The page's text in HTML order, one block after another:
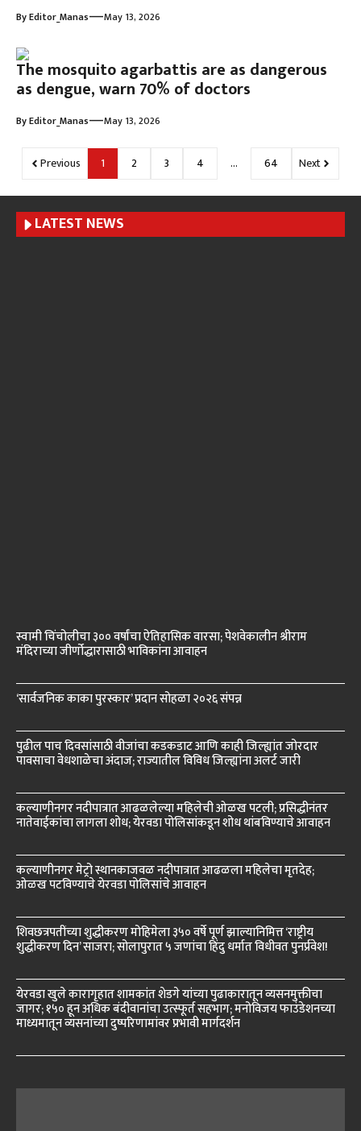
ByEditor_Manas—May 13, 2026
The mosquito agarbattis are as dangerous
as dengue, warn 70% of doctors
ByEditor_Manas—May 13, 2026
Previous 1 2 3 4 … 64 Next
LATEST NEWS
स्वामी चिंचोलीचा ३०० वर्षांचा ऐतिहासिक वारसा; पेशवेकालीन श्रीराम
मंदिराच्या जीर्णोद्धारासाठी भाविकांना आवाहन
‘सार्वजनिक काका पुरस्कार’ प्रदान सोहळा २०२६ संपन्न
पुढील पाच दिवसांसाठी वीजांचा कडकडाट आणि काही जिल्ह्यांत जोरदार
पावसाचा वेधशाळेचा अंदाज; राज्यातील विविध जिल्ह्यांना अलर्ट जारी
कल्याणीनगर नदीपात्रात आढळलेल्या महिलेची ओळख पटली; प्रसिद्धीनंतर
नातेवाईकांचा लागला शोध; येरवडा पोलिसांकडून शोध थांबविण्याचे आवाहन
कल्याणीनगर मेट्रो स्थानकाजवळ नदीपात्रात आढळला महिलेचा मृतदेह;
ओळख पटविण्याचे येरवडा पोलिसांचे आवाहन
शिवछत्रपतींच्या शुद्धीकरण मोहिमेला ३५० वर्षे पूर्ण झाल्यानिमित्त ‘राष्ट्रीय
शुद्धीकरण दिन’ साजरा; सोलापुरात ५ जणांचा हिंदु धर्मात विधीवत पुनर्प्रवेश!
येरवडा खुले कारागृहात शामकांत शेडगे यांच्या पुढाकारातून व्यसनमुक्तीचा
जागर; १५० हून अधिक बंदीवानांचा उत्स्फूर्त सहभाग; मनोविजय फाउंडेशनच्या
माध्यमातून व्यसनांच्या दुष्परिणामांवर प्रभावी मार्गदर्शन